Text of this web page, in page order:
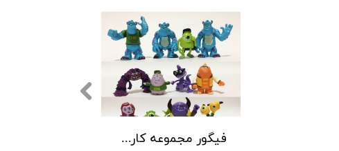
فیگور مجموعه کارخانه هیولا ها